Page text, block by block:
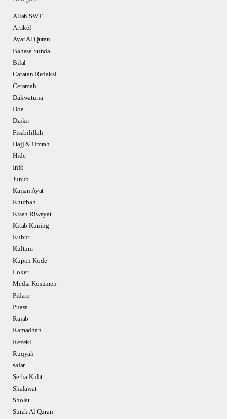
Allah SWT
Artikel
Ayat Al Quran
Bahasa Sunda
Bilal
Catatan Redaksi
Ceramah
Dakwatuna
Doa
Dzikir
Fisabilillah
Hajj & Umrah
Hide
Info
Junub
Kajian Ayat
Khutbah
Kisah Riwayat
Kitab Kuning
Kubur
Kultum
Kupon Kode
Loker
Media Kosumen
Pidato
Puasa
Rajab
Ramadhan
Rezeki
Ruqyah
safar
Serba Kulit
Shalawat
Sholat
Surah Al Quran